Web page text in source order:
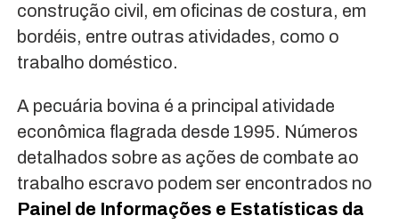
construção civil, em oficinas de costura, em
bordéis, entre outras atividades, como o
trabalho doméstico.
A pecuária bovina é a principal atividade
econômica flagrada desde 1995. Números
detalhados sobre as ações de combate ao
trabalho escravo podem ser encontrados no
Painel de Informações e Estatísticas da